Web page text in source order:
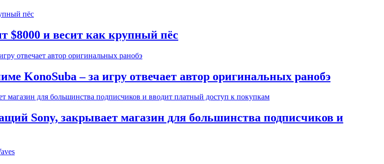
$8000 и весит как крупный пёс
KonoSuba – за игру отвечает автор оригинальных ранобэ
Sony, закрывает магазин для большинства подписчиков и